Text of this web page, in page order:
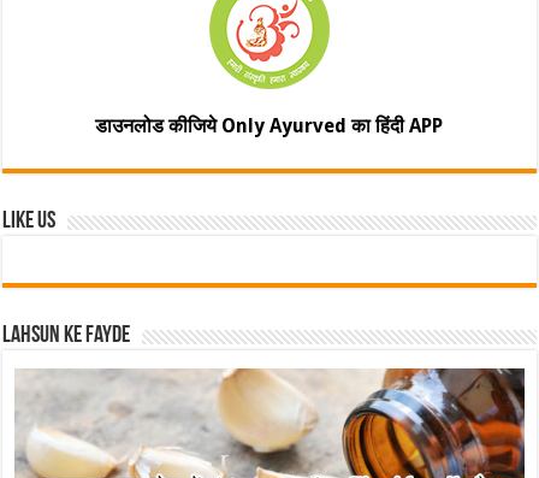
डाउनलोड कीजिये Only Ayurved का हिंदी APP
Like Us
Lahsun ke fayde